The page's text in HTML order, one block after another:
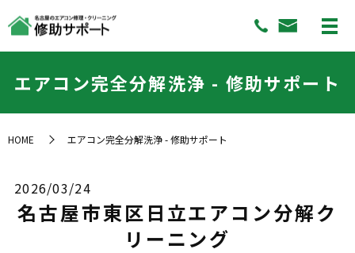
エアコン完全分解洗浄 - 修助サポート
HOME エアコン完全分解洗浄 - 修助サポート
2026/03/24
名古屋市東区日立エアコン分解ク
リーニング